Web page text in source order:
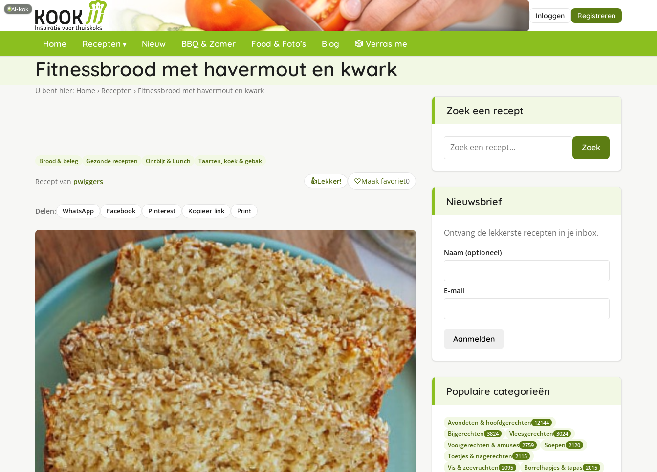
Inloggen Registreren
Home Recepten Nieuw BBQ & Zomer Food & Foto’s Blog 🎲 Verras me
Fitnessbrood met havermout en kwark
U bent hier: Home › Recepten › Fitnessbrood met havermout en kwark
Brood & beleg Gezonde recepten Ontbijt & Lunch Taarten, koek & gebak
Recept van pwiggers 👍Lekker! Maak favoriet0
Delen: WhatsApp Facebook Pinterest Kopieer link Print
Zoek een recept
Zoeken
naar:
Zoek
Nieuwsbrief
Ontvang de lekkerste recepten in je inbox.
Naam (optioneel)
E-mail
Aanmelden
Populaire categorieën
Avondeten & hoofdgerechten 12144
Bijgerechten 3824 Vleesgerechten 3024
Voorgerechten & amuses 2759 Soepen 2120
Toetjes & nagerechten 2115
Vis & zeevruchten 2095 Borrelhapjes & tapas 2015
AI-kok